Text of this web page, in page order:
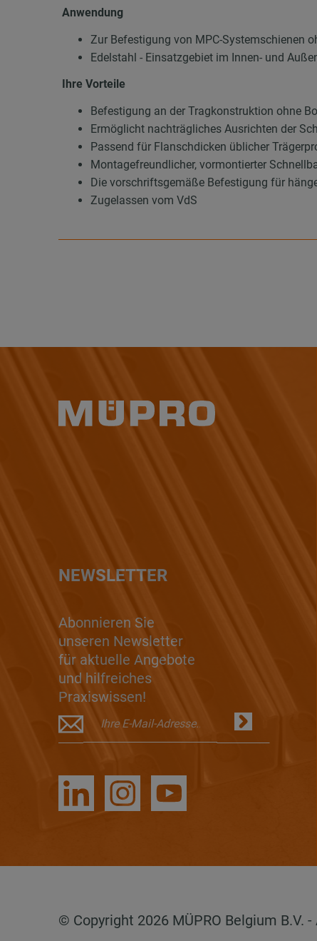
Anwendung
Zur Befestigung von MPC-Systemschienen
Edelstahl - Einsatzgebiet im Innen- und
Ihre Vorteile
Befestigung an der Tragkonstruktion ohne
Ermöglicht nachträgliches Ausrichten der
Passend für Flanschdicken üblicher
Montagefreundlicher, vormontierter
Die vorschriftsgemäße Befestigung für
Zugelassen vom VdS
NEWSLETTER
Abonnieren Sie
unseren Newsletter
für aktuelle Angebote
und hilfreiches
Praxiswissen!
© Copyright 2026 MÜPRO Belgium B.V.